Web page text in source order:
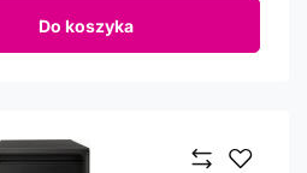
Do koszyka